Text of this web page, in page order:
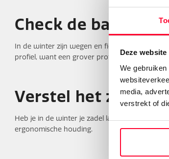
Deze
We
media,
verstrekt of
Check de banden
In de winter zijn wegen en fietspaden
profiel, want een grover profiel geeft meer
Verstel het zadel
Heb je in de winter je zadel lager gezet
ergonomische houding.